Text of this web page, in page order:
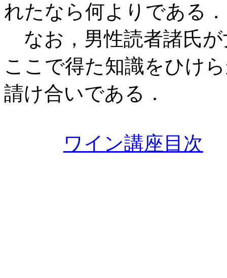
れたなら何よりである．
なお，男性読者諸氏
ここで得た知識をひけ
請け合いである．
ワイン講座目次